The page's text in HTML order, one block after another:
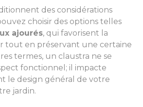
des considérations
choisir des options telles
ajourés, qui favorisent la
tout en préservant une certaine
termes, un claustra ne se
fonctionnel; il impacte
le design général de votre
jardin.